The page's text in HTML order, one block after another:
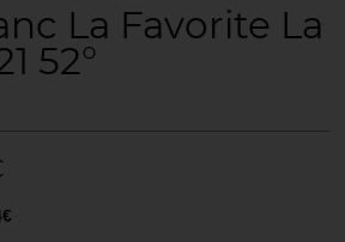
La Favorite La
52°